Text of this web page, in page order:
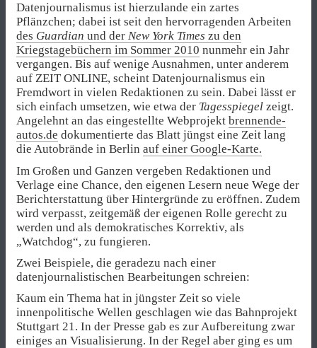
Datenjournalismus ist hierzulande ein zartes
Pflänzchen; dabei ist seit den hervorragenden Arbeiten
des Guardian und der New York Times zu den
Kriegstagebüchern im Sommer 2010 nunmehr ein Jahr
vergangen. Bis auf wenige Ausnahmen, unter anderem
auf ZEIT ONLINE, scheint Datenjournalismus ein
Fremdwort in vielen Redaktionen zu sein. Dabei lässt er
sich einfach umsetzen, wie etwa der Tagesspiegel zeigt.
Angelehnt an das eingestellte Webprojekt brennende-
autos.de dokumentierte das Blatt jüngst eine Zeit lang
die Autobrände in Berlin auf einer Google-Karte.
Im Großen und Ganzen vergeben Redaktionen und
Verlage eine Chance, den eigenen Lesern neue Wege der
Berichterstattung über Hintergründe zu eröffnen. Zudem
wird verpasst, zeitgemäß der eigenen Rolle gerecht zu
werden und als demokratisches Korrektiv, als
„Watchdog“, zu fungieren.
Zwei Beispiele, die geradezu nach einer
datenjournalistischen Bearbeitungen schreien:
Kaum ein Thema hat in jüngster Zeit so viele
innenpolitische Wellen geschlagen wie das Bahnprojekt
Stuttgart 21. In der Presse gab es zur Aufbereitung zwar
einiges an Visualisierung. In der Regel aber ging es um